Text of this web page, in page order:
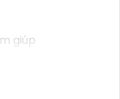
giúp
công